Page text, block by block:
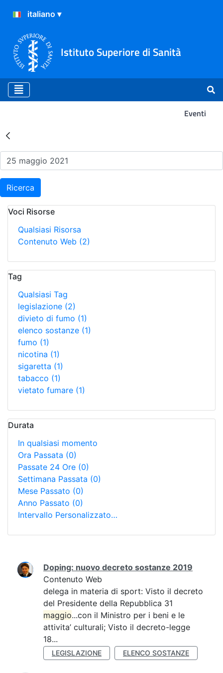
Istituto Superiore di Sanità
Eventi
Risultati della Ricerca -
Ricerca
Voci Risorse
Qualsiasi Risorsa
Contenuto Web (2)
Tag
Qualsiasi Tag
legislazione (2)
divieto di fumo (1)
elenco sostanze (1)
fumo (1)
nicotina (1)
sigaretta (1)
tabacco (1)
vietato fumare (1)
Durata
In qualsiasi momento
Ora Passata (0)
Passate 24 Ore (0)
Settimana Passata (0)
Mese Passato (0)
Anno Passato (0)
Intervallo Personalizzato…
Ricerca
Doping: nuovo decreto sostanze 2019
Contenuto Web
delega in materia di sport: Visto il decreto
del Presidente della Repubblica 31
maggio...con il Ministro per i beni e le
attivita’ culturali; Visto il decreto-legge
18...
LEGISLAZIONE ELENCO SOSTANZE